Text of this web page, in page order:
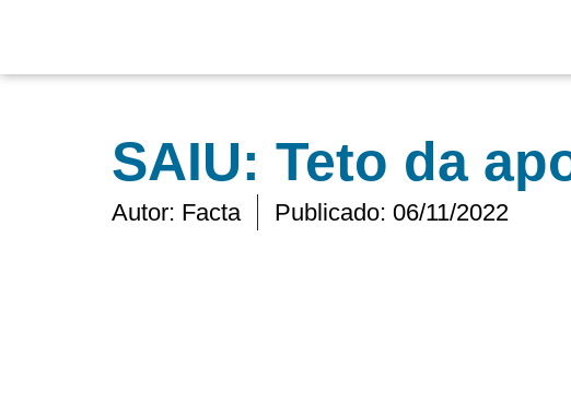
SAIU: Teto da
Autor: Facta Publicado: 06/11/2022